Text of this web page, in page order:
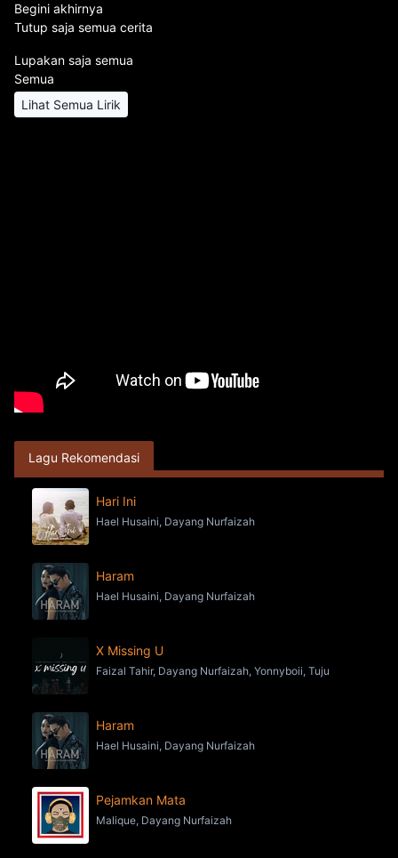
Begini akhirnya
Tutup saja semua cerita
Lupakan saja semua
Semua
Lihat Semua Lirik
Lagu Rekomendasi
Hari Ini
Hael Husaini, Dayang Nurfaizah
Haram
Hael Husaini, Dayang Nurfaizah
X Missing U
Faizal Tahir, Dayang Nurfaizah, Yonnyboii, Tuju
Haram
Hael Husaini, Dayang Nurfaizah
Pejamkan Mata
Malique, Dayang Nurfaizah